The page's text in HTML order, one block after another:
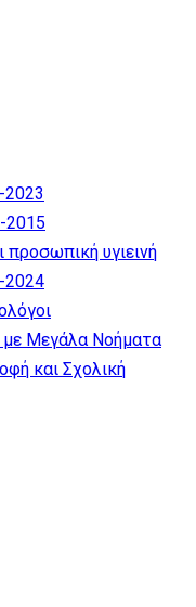
2023
2015
προσωπική υγιεινή
2024
με Μεγάλα Νοήματα
και Σχολική